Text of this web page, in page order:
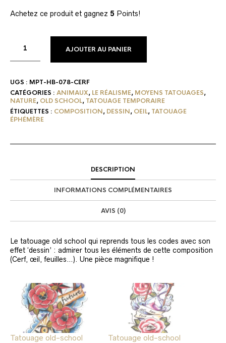
Achetez ce produit et gagnez 5 Points!
AJOUTER AU PANIER
UGS : MPT-HB-078-CERF
CATÉGORIES : ANIMAUX, LE RÉALISME, MOYENS TATOUAGES,
NATURE, OLD SCHOOL, TATOUAGE TEMPORAIRE
ÉTIQUETTES : COMPOSITION, DESSIN, OEIL, TATOUAGE
ÉPHÉMÈRE
DESCRIPTION
INFORMATIONS COMPLÉMENTAIRES
AVIS (0)
Le tatouage old school qui reprends tous les codes avec son
effet ‘dessin’ : admirer tous les éléments de cette composition
(Cerf, œil, feuilles…). Une pièce magnifique !
Tatouage old-school
Tatouage old-school